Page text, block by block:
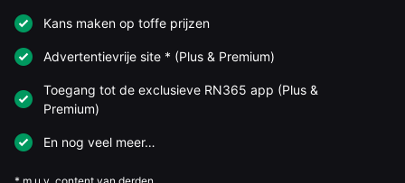
Kans maken op toffe prijzen
Advertentievrije site * (Plus & Premium)
Toegang tot de exclusieve RN365 app (Plus &
Premium)
En nog veel meer…